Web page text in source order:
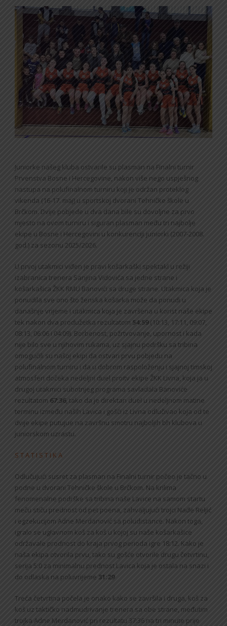
Juniorke našeg kluba ostvarile su plasman na Finalni turnir
Prvenstva Bosne i Hercegovine, nakon više nego uspješnog
nastupa na polufinalnom turniru koji je održan proteklog
vikenda (16-17. maj) u sportskoj dvorani Tehničke škole u
Brčkom. Dvije pobjede u dva dana bile su dovoljne za prvo
mjesto na ovom turniru i siguran plasman među tri najbolje
ekipe u Bosne i Hercegovini u konkurenciji juniorki (2007-2008.
god.) za sezonu 2025/2026.
U prvoj utakmici viđen je pravi košarkaški spektakl u režiji
izabranica trenera Sanjina Vidovića sa jedne strane i
košarkašica ŽKK RMU Banovići sa druge strane. Utakmica koja je
ponudila sve ono što ženska košarka može da ponudi u
današnje vrijeme i utakmica koja je završena u korist naše ekipe
tek nakon dva produžetka rezultatom 54:59(10:13, 17:11, 09:07,
08:13, 06:06 i 04:09). Borbenost, požrtvovanje, upornost i kada
nije bilo sve u njihovim rukama, uz sjajnu podršku sa tribina
omogućili su našoj ekipi da ostvari prvu pobjedu na
polufinalnom turniru i da u dobrom raspoloženju i sjajnoj timskoj
atmosferi dočeka nedeljni duel proitv ekipe ŽKK Livna, koja ja u
drugoj utakmici subotnjeg programa savladala Banoviće
rezultatom 67:36, tako da je direktan duel u nedeljnom matine
terminu između naših Lavica i gošći iz Livna odlučivao koja od te
dvije ekipe putujue na završnu smotru najboljih bh klubova u
juniorskom uzrastu.
S T A T I S T I K A
Odlučujući susret za plasman na Finalni turnir počeo je tačno u
podne u dvorani Tehničke škole u Brčkom. Na krilima
fenomenalne podrške sa tribina naše Lavice na samom startu
meču stiču prednost od pet poena, zahvaljujući trojci Nađe Reljić
i egzekucijom Adne Merdanović sa poludistance. Nakon toga,
igralo se uglavnom koš za koš u kojoj su naše košarkašice
održavale prodnost do kraja prvog perioda igre 18:12. Kako je
naša ekipa otvorila prvu, tako su gošće otvorile drugu četvrtinu,
serija 5:0 za minimalnu prednost Lavica koja je ostala na snazi i
do odlaska na poluvrijeme 31:29
Treća četvrtina počela je onako kako se završila i druga, koš za
koš uz taktičko nadmudrivanje trenera sa obe strane, međutim
trojka Adne Merdanović pri rezultatu 37:36 na tri minute prije